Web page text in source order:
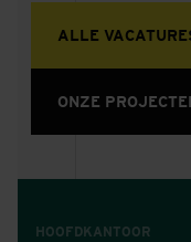
ALLE
ONZE
HOOFDKANTOOR